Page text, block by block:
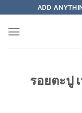
content
ADD
รอยตะปู